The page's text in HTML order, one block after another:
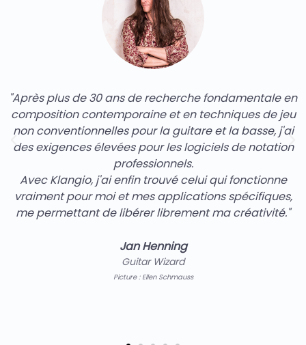
"Après plus de 30 ans de recherche fondamentale en
composition contemporaine et en techniques de jeu
non conventionnelles pour la guitare et la basse, j'ai
des exigences élevées pour les logiciels de notation
professionnels.
Avec Klangio, j'ai enfin trouvé celui qui fonctionne
vraiment pour moi et mes applications spécifiques,
me permettant de libérer librement ma créativité."
Jan Henning
Guitar Wizard
Picture : Ellen Schmauss